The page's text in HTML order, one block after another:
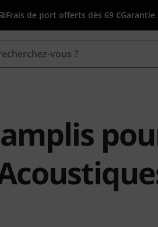
Frais de port offerts dès 69 €Garantie